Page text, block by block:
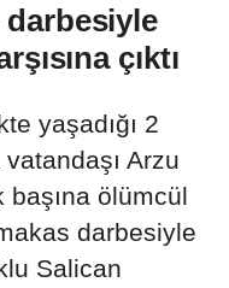
darbesiyle
çıktı
yaşadığı 2
Arzu
başına ölümcül
darbesiyle
Salican